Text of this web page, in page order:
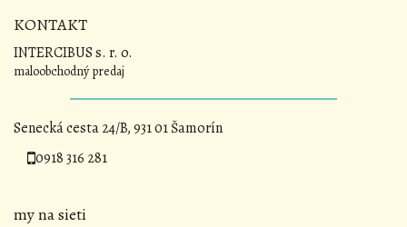
KONTAKT
INTERCIBUS s. r. o.
maloobchodný predaj
Senecká cesta 24/B, 931 01 Šamorín
0918 316 281
my na sieti